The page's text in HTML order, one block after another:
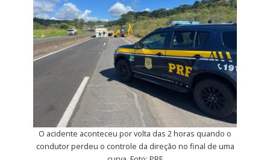
O acidente aconteceu por volta das 2 horas quando o
condutor perdeu o controle da direção no final de uma